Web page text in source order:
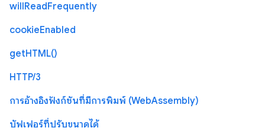
willReadFrequently
cookieEnabled
getHTML()
HTTP/3
การอ้างอิงฟังก์ชันที่มีการพิมพ์ (WebAssembly)
บัฟเฟอร์ที่ปรับขนาดได้